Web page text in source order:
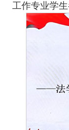
工作专业学生